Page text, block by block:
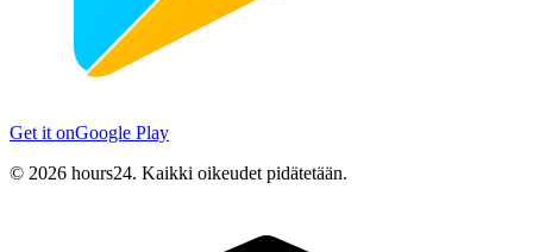
Get it onGoogle Play
© 2026 hours24. Kaikki oikeudet pidätetään.